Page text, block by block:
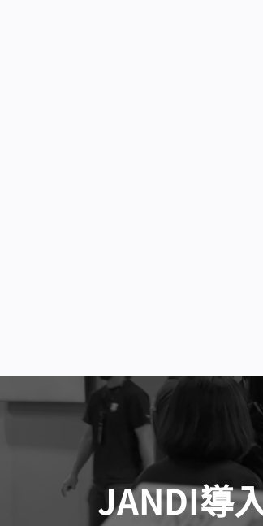
JANDI導